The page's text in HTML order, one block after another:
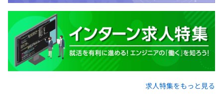
求人特集をもっと見る